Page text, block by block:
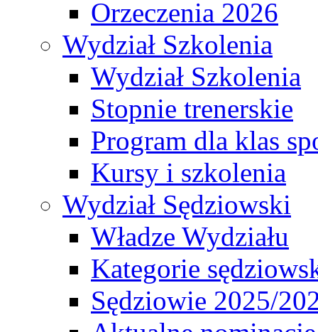
Orzeczenia 2026
Wydział Szkolenia
Wydział Szkolenia
Stopnie trenerskie
Program dla klas
Kursy i szkolenia
Wydział Sędziowski
Władze Wydziału
Kategorie
Sędziowie 2025/